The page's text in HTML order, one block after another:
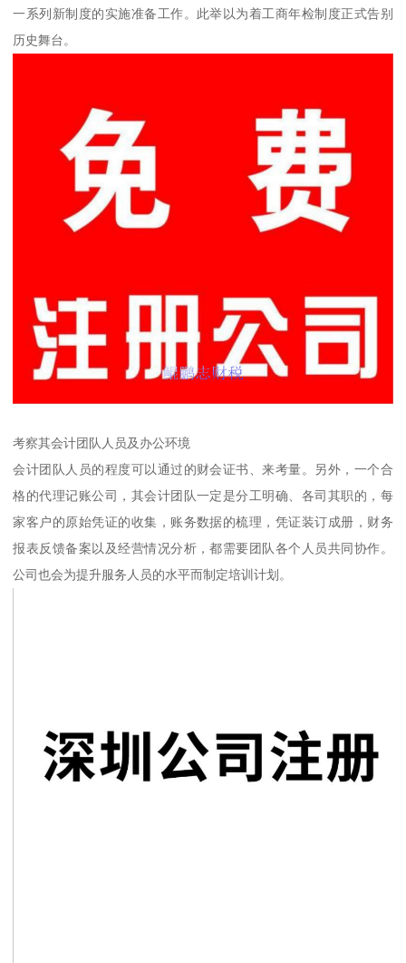
一系列新制度的实施准备工作。此举以为着工商年检制度正式告别
历史舞台。
考察其会计团队人员及办公环境
会计团队人员的程度可以通过的财会证书、来考量。另外，一个合
格的代理记账公司，其会计团队一定是分工明确、各司其职的，每
家客户的原始凭证的收集，账务数据的梳理，凭证装订成册，财务
报表反馈备案以及经营情况分析，都需要团队各个人员共同协作。
公司也会为提升服务人员的水平而制定培训计划。